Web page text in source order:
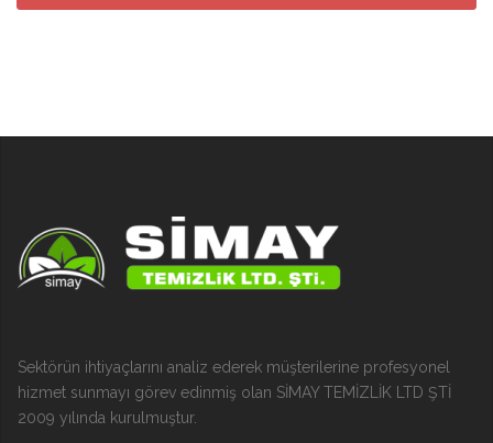
Sektörün ihtiyaçlarını analiz ederek müşterilerine profesyonel
hizmet sunmayı görev edinmiş olan SİMAY TEMİZLİK LTD ŞTİ
2009 yılında kurulmuştur.